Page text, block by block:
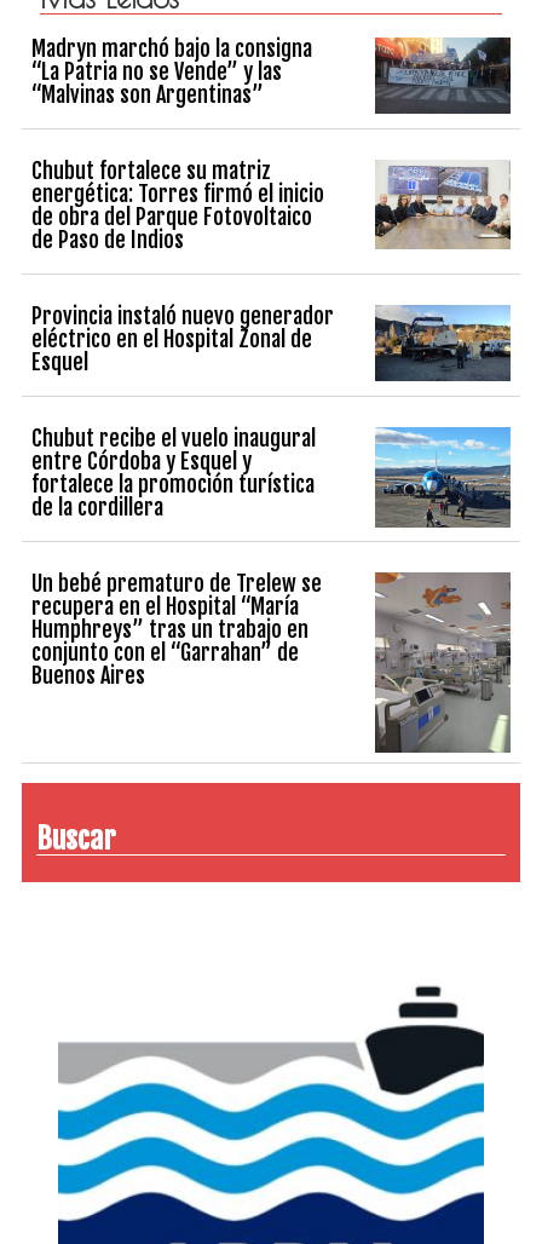
Madryn marchó bajo la consigna
“La Patria no se Vende” y las
“Malvinas son Argentinas”
Chubut fortalece su matriz
energética: Torres firmó el inicio
de obra del Parque Fotovoltaico
de Paso de Indios
Provincia instaló nuevo generador
eléctrico en el Hospital Zonal de
Esquel
Chubut recibe el vuelo inaugural
entre Córdoba y Esquel y
fortalece la promoción turística
de la cordillera
Un bebé prematuro de Trelew se
recupera en el Hospital “María
Humphreys” tras un trabajo en
conjunto con el “Garrahan” de
Buenos Aires
Buscar